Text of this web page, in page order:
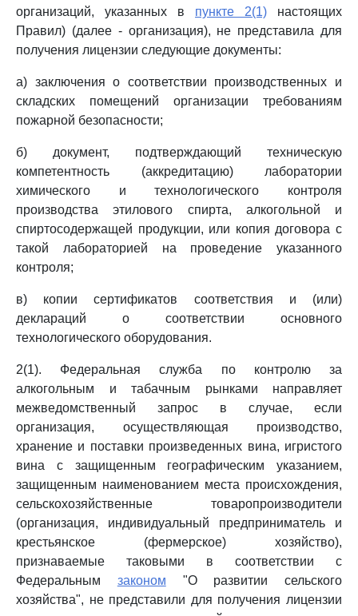
организаций, указанных в пункте 2(1) настоящих
Правил) (далее - организация), не представила для
получения лицензии следующие документы:
а) заключения о соответствии производственных и
складских помещений организации требованиям
пожарной безопасности;
б) документ, подтверждающий техническую
компетентность (аккредитацию) лаборатории
химического и технологического контроля
производства этилового спирта, алкогольной и
спиртосодержащей продукции, или копия договора с
такой лабораторией на проведение указанного
контроля;
в) копии сертификатов соответствия и (или)
деклараций о соответствии основного
технологического оборудования.
2(1). Федеральная служба по контролю за
алкогольным и табачным рынками направляет
межведомственный запрос в случае, если
организация, осуществляющая производство,
хранение и поставки произведенных вина, игристого
вина с защищенным географическим указанием,
защищенным наименованием места происхождения,
сельскохозяйственные товаропроизводители
(организация, индивидуальный предприниматель и
крестьянское (фермерское) хозяйство),
признаваемые таковыми в соответствии с
Федеральным законом "О развитии сельского
хозяйства", не представили для получения лицензии